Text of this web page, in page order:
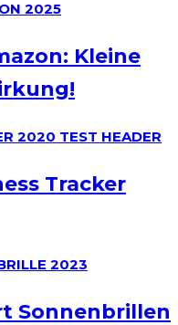
Kleine
Tracker
Sonnenbrillen